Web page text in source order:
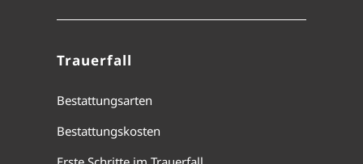
Trauerfall
Bestattungsarten
Bestattungskosten